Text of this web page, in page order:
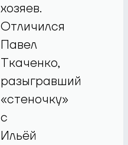
хозяев.
Отличился
Павел
Ткаченко,
разыгравший
«стеночку»
с
Ильёй